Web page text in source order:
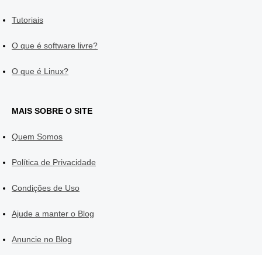
Tutoriais
O que é software livre?
O que é Linux?
MAIS SOBRE O SITE
Quem Somos
Política de Privacidade
Condições de Uso
Ajude a manter o Blog
Anuncie no Blog